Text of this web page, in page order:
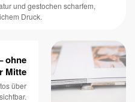
und gestochen scharfem,
Druck.
ohne
Mitte
über